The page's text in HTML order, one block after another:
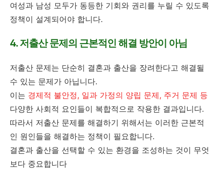
여성과 남성 모두가 동등한 기회와 권리를 누릴 수 있도록
정책이 설계되어야 합니다.
4. 저출산 문제의 근본적인 해결 방안이 아님
저출산 문제는 단순히 결혼과 출산을 장려한다고 해결될
수 있는 문제가 아닙니다.
이는 경제적 불안정, 일과 가정의 양립 문제, 주거 문제 등
다양한 사회적 요인들이 복합적으로 작용한 결과입니다.
따라서 저출산 문제를 해결하기 위해서는 이러한 근본적
인 원인들을 해결하는 정책이 필요합니다.
결혼과 출산을 선택할 수 있는 환경을 조성하는 것이 무엇
보다 중요합니다